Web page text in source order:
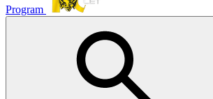
Program